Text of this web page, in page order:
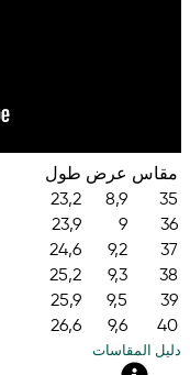
مقاس عرض طول
35
8,9
23,2
36
9
23,9
37
9,2
24,6
38
9,3
25,2
39
9,5
25,9
40
9,6
26,6
دليل المقاسات